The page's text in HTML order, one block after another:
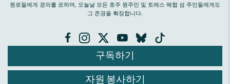
원로들에게 경의를 표하며, 오늘날 모든 호주 원주민 및 토레스 해협 섬 주민들에게도
그 존경을 확장합니다.
구독하기
자원 봉사하기